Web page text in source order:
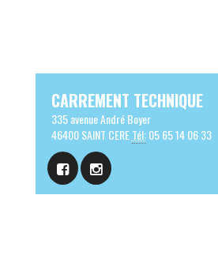
CARREMENT TECHNIQUE
335 avenue André Boyer
46400 SAINT CERETél:05 65 14 06 33